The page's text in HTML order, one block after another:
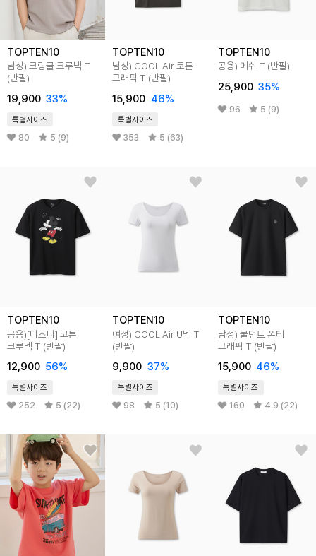
TOPTEN10
남성) 크링클 크루넥 T
(반팔)
19,900 33%
특별사이즈
80 5 (9)
TOPTEN10
남성) COOL Air 코튼
그래픽 T (반팔)
15,900 46%
특별사이즈
353 5 (63)
TOPTEN10
공용) 메쉬 T (반팔)
25,900 35%
96 5 (9)
TOPTEN10
공용)[디즈니] 코튼
크루넥 T (반팔)
12,900 56%
특별사이즈
252 5 (22)
TOPTEN10
여성) COOL Air U넥 T
(반팔)
9,900 37%
특별사이즈
98 5 (10)
TOPTEN10
남성) 쿨먼트 폰테
그래픽 T (반팔)
15,900 46%
특별사이즈
160 4.9 (22)